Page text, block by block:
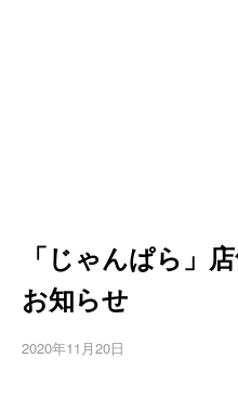
「じゃんぱら」
お知らせ
2020年11月20日